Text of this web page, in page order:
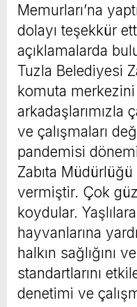
Memurları’na
dolayı teşekkür
açıklamalarda
Tuzla Belediyesi
komuta
arkadaşlarımızla
ve çalışmaları
pandemisi
Zabıta
vermiştir. Çok
koydular.
hayvanlarına
halkın sağlığını
standartlarını
denetimi ve